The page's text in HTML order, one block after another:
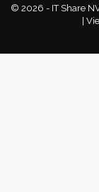
© 2026 - IT Share
|